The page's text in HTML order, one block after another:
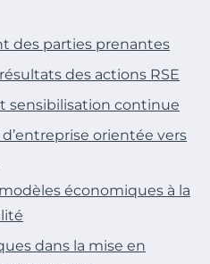
des parties prenantes
des actions RSE
sensibilisation continue
orientée vers
économiques à la
dans la mise en